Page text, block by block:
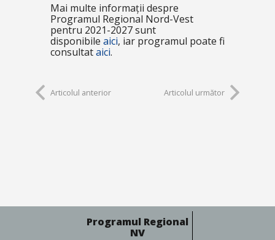
Mai multe informații despre
Programul Regional Nord-Vest
pentru 2021-2027 sunt
disponibile aici, iar programul poate fi
consultataici.
Articolul anterior Articolul următor
Programul Regional
NV